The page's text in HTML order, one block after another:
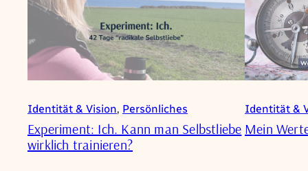
Identität & Vision, Persönliches
Experiment: Ich. Kann man Selbstliebe
wirklich trainieren?
Identität &
Mein